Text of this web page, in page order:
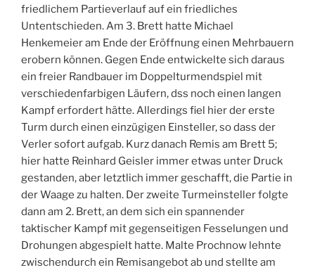
friedlichem Partieverlauf auf ein friedliches
Untentschieden. Am 3. Brett hatte Michael
Henkemeier am Ende der Eröffnung einen Mehrbauern
erobern können. Gegen Ende entwickelte sich daraus
ein freier Randbauer im Doppelturmendspiel mit
verschiedenfarbigen Läufern, dss noch einen langen
Kampf erfordert hätte. Allerdings fiel hier der erste
Turm durch einen einzügigen Einsteller, so dass der
Verler sofort aufgab. Kurz danach Remis am Brett 5;
hier hatte Reinhard Geisler immer etwas unter Druck
gestanden, aber letztlich immer geschafft, die Partie in
der Waage zu halten. Der zweite Turmeinsteller folgte
dann am 2. Brett, an dem sich ein spannender
taktischer Kampf mit gegenseitigen Fesselungen und
Drohungen abgespielt hatte. Malte Prochnow lehnte
zwischendurch ein Remisangebot ab und stellte am